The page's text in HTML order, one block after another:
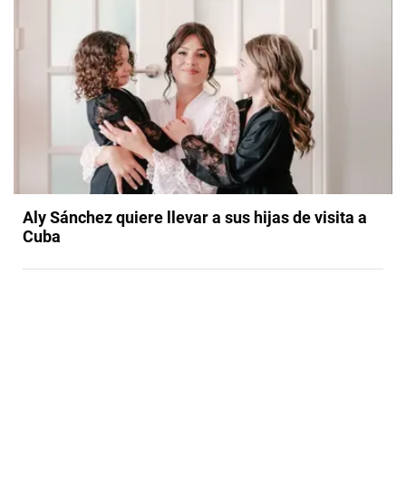
Aly Sánchez quiere llevar a sus hijas de visita a
Cuba